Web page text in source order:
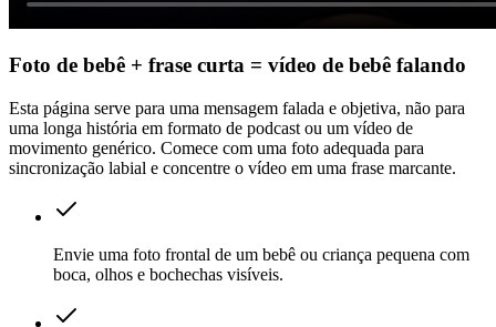
Foto de bebê + frase curta = vídeo de bebê falando
Esta página serve para uma mensagem falada e objetiva, não para
uma longa história em formato de podcast ou um vídeo de
movimento genérico. Comece com uma foto adequada para
sincronização labial e concentre o vídeo em uma frase marcante.
Envie uma foto frontal de um bebê ou criança pequena com
boca, olhos e bochechas visíveis.